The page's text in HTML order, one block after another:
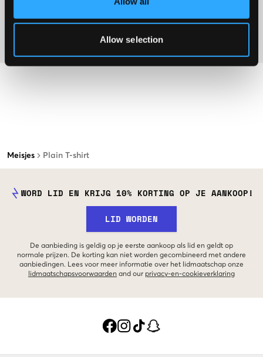
Allow selection
Meisjes Plain T-shirt
WORD LID EN KRIJG 10% KORTING OP JE AANKOOP!
LID WORDEN
De aanbieding is geldig op je eerste aankoop als lid en geldt op
normale prijzen. De korting kan niet worden gecombineerd met andere
aanbiedingen. Lees voor meer informatie over het lidmaatschap onze
lidmaatschapsvoorwaarden and our privacy-en-cookieverklaring